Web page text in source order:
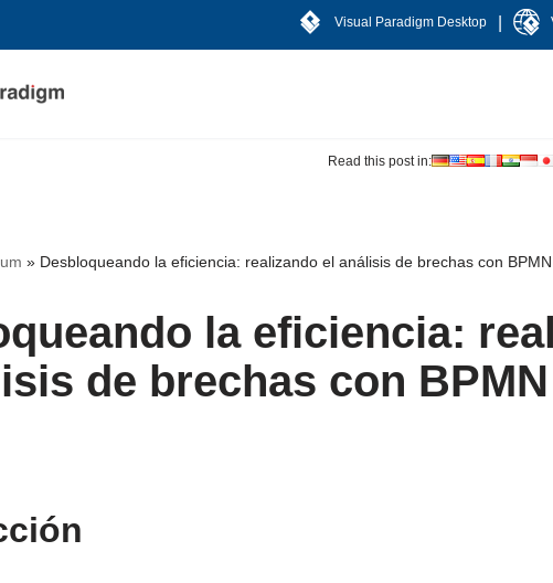
Visual Paradigm Desktop
Read this post in:
» Desbloqueando la eficiencia: realizando el análisis de brechas con BPMN
la eficiencia:
de brechas con BPMN